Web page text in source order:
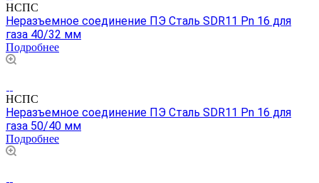
НСПС
Неразъемное соединение ПЭ Сталь SDR11 Pn 16 для
газа 40/32 мм
Подробнее
НСПС
Неразъемное соединение ПЭ Сталь SDR11 Pn 16 для
газа 50/40 мм
Подробнее